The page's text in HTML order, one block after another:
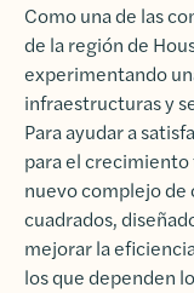
Como una de las
de la región de
experimentando
infraestructuras y
Para ayudar a
para el
nuevo complejo de
cuadrados,
mejorar la
los que dependen